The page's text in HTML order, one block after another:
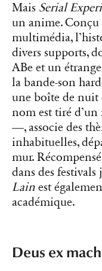
Mais Serial
un anime.
multimédia,
divers supports,
ABe et un
la bande-son
une boîte de
nom est tiré
—, associe des
inhabituelles,
mur.
dans des festivals
Lain est
académique.
Deus ex